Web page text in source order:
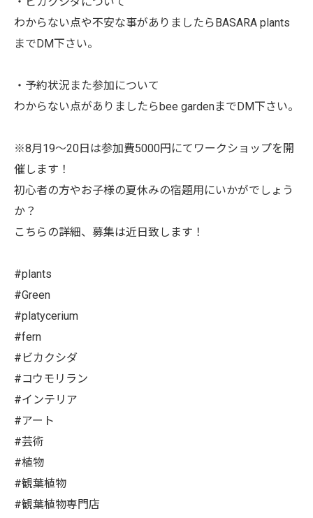
わからない点や不安な事がありましたらBASARA plants
までDM下さい。
・予約状況また参加について
わからない点がありましたらbee gardenまでDM下さい。
※8月19〜20日は参加費5000円にてワークショップを開
催します！
初心者の方やお子様の夏休みの宿題用にいかがでしょう
か？
こちらの詳細、募集は近日致します！
#plants
#Green
#platycerium
#fern
#ビカクシダ
#コウモリラン
#インテリア
#アート
#芸術
#植物
#観葉植物
#観葉植物専門店